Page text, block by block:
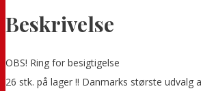
Beskrivelse
OBS! Ring for besigtigelse
26 stk. på lager !! Danmarks største udvalg